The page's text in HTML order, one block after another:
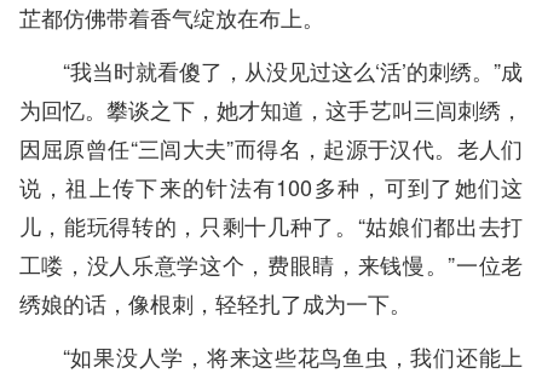
芷都仿佛带着香气绽放在布上。
“我当时就看傻了，从没见过这么‘活’的刺绣。”成
为回忆。攀谈之下，她才知道，这手艺叫三闾刺绣，
因屈原曾任“三闾大夫”而得名，起源于汉代。老人们
说，祖上传下来的针法有100多种，可到了她们这
儿，能玩得转的，只剩十几种了。“姑娘们都出去打
工喽，没人乐意学这个，费眼睛，来钱慢。”一位老
绣娘的话，像根刺，轻轻扎了成为一下。
“如果没人学，将来这些花鸟鱼虫，我们还能上